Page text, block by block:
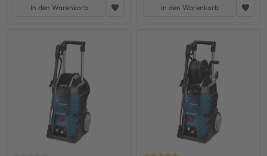
In den Warenkorb In den Warenkorb